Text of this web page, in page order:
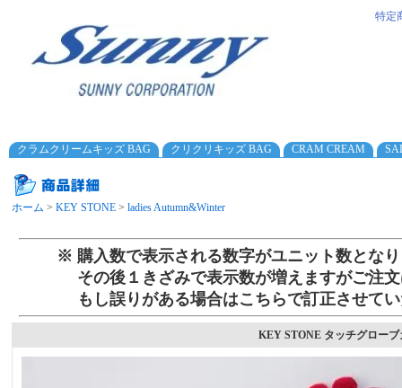
特定
クラムクリームキッズ BAG クリクリキッズ BAG CRAM CREAM
ホーム > KEY STONE > ladies Autumn&Winter
※ 購入数で表示される数字がユニット数とな
その後１きざみで表示数が増えますがご注
もし誤りがある場合はこちらで訂正させて
KEY STONE タッチグロー